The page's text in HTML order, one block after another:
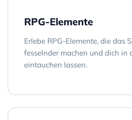
RPG-Elemente
Erlebe RPG-Elemente, die das
fesselnder machen und dich in
eintauchen lassen.